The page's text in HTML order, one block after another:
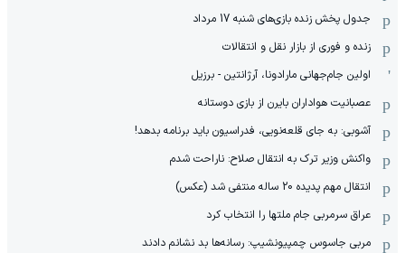
جدول پخش زنده بازی‌های شنبه 17 مرداد
زنده و فوری از بازار نقل و انتقالات
اولین جام‌جهانی مارادونا، آرژانتین - برزیل
عصبانیت هواداران بایرن از بازی دوستانه
آشوبی: به جای قلعه‌نویی، فدراسیون باید برنامه بدهد!
واکنش وزیر ترک به انتقال صلاح: ناراحت شدم
انتقال مهم پدیده 20 ساله منتفی شد (عکس)
عراق سرمربی جام ملتها را انتخاب کرد
مربی جاسوس چمپیونشیپ: رسانه‌ها بد نشانم دادند